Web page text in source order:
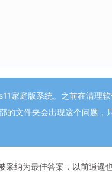
家庭版系统。之前在清理
的文件夹会出现这个问题
采纳为最佳答案，以前逍